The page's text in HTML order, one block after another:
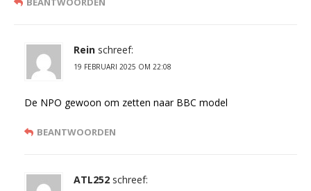
Rein schreef:
19 FEBRUARI 2025 OM 22:08
De NPO gewoon om zetten naar BBC model
BEANTWOORDEN
ATL252 schreef: